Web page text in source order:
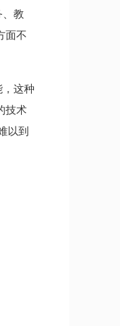
教
面不
这种
技术
以到